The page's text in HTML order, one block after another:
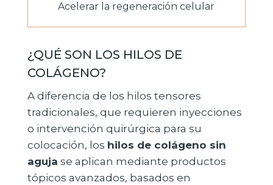
Acelerar la regeneración celular
¿QUÉ SON LOS HILOS DE
COLÁGENO?
A diferencia de los hilos tensores
tradicionales, que requieren inyecciones
o intervención quirúrgica para su
colocación, los hilos de colágeno sin
aguja se aplican mediante productos
tópicos avanzados, basados ​​en